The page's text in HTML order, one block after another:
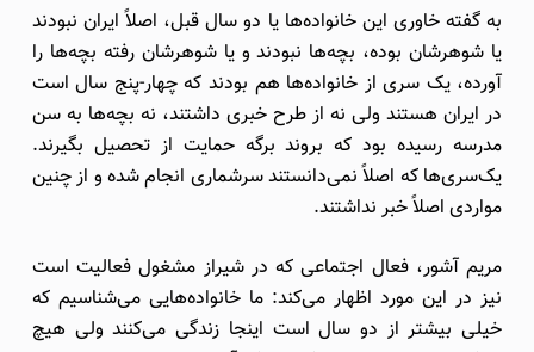
به گفته خاوری این خانواده‌ها یا دو سال قبل، اصلاً ایران نبودند
یا شوهرشان بوده، بچه‌ها نبودند و یا شوهرشان رفته بچه‌ها را
آورده، یک سری از خانواده‌ها هم بودند که چهار-پنج سال است
در ایران هستند ولی نه از طرح خبری داشتند، نه بچه‌ها به سن
مدرسه رسیده بود که بروند برگه حمایت از تحصیل بگیرند.
یک‌سری‌ها که اصلاً نمی‌دانستند سرشماری انجام شده و از چنین
مواردی اصلاً خبر نداشتند.
مریم آشور، فعال اجتماعی که در شیراز مشغول فعالیت است
نیز در این مورد اظهار می‌کند: ما خانواده‌هایی می‌شناسیم که
خیلی بیشتر از دو سال است اینجا زندگی می‌کنند ولی هیچ